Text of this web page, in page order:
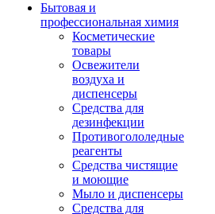
Бытовая и
профессиональная химия
Косметические
товары
Освежители
воздуха и
диспенсеры
Средства для
дезинфекции
Противогололедные
реагенты
Средства чистящие
и моющие
Мыло и диспенсеры
Средства для